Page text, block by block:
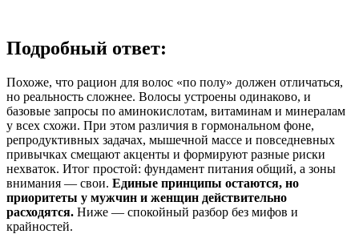
Подробный ответ:
Похоже, что рацион для волос «по полу» должен отличаться,
но реальность сложнее. Волосы устроены одинаково, и
базовые запросы по аминокислотам, витаминам и минералам
у всех схожи. При этом различия в гормональном фоне,
репродуктивных задачах, мышечной массе и повседневных
привычках смещают акценты и формируют разные риски
нехваток. Итог простой: фундамент питания общий, а зоны
внимания — свои. Единые принципы остаются, но
приоритеты у мужчин и женщин действительно
расходятся. Ниже — спокойный разбор без мифов и
крайностей.